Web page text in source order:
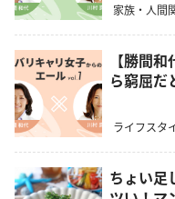
家族・人間
【勝間
ら窮屈だ
ライフスタ
ちょい足